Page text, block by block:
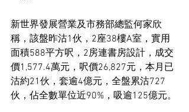
新世界發展營業及市務部總監何家欣
稱，該盤昨沽1伙，2座38樓A室，實用
面積588平方呎，2房連書房設計，成交
價1,577.4萬元，呎價26,827元，本月已
沽約21伙，套逾4億元，全盤累沽727
伙，佔全數單位近90%，吸逾125億元。